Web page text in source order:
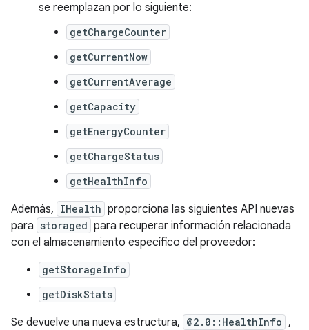
se reemplazan por lo siguiente:
getChargeCounter
getCurrentNow
getCurrentAverage
getCapacity
getEnergyCounter
getChargeStatus
getHealthInfo
Además, IHealth proporciona las siguientes API nuevas
para storaged para recuperar información relacionada
con el almacenamiento específico del proveedor:
getStorageInfo
getDiskStats
Se devuelve una nueva estructura, @2.0::HealthInfo ,